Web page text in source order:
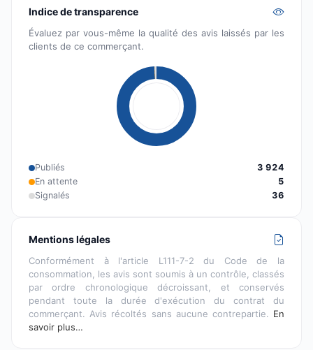
Indice de transparence
Évaluez par vous-même la qualité des avis laissés par les
clients de ce commerçant.
Publiés
3 924
En attente
5
Signalés
36
Mentions légales
Conformément à l'article L111-7-2 du Code de la
consommation, les avis sont soumis à un contrôle, classés
par ordre chronologique décroissant, et conservés
pendant toute la durée d'exécution du contrat du
commerçant. Avis récoltés sans aucune contrepartie. En
savoir plus…